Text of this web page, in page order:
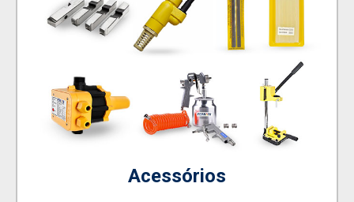
Acessórios